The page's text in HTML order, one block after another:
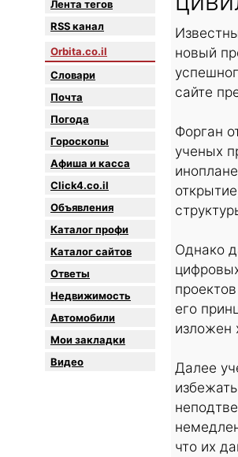
Лента тегов
RSS канал
Orbita.co.il
Словари
Почта
Погода
Гороскопы
Афиша и касса
Click4.co.il
Объявления
Каталог профи
Каталог сайтов
Oтветы
Недвижимость
Автомобили
Мои закладки
Видео
новый
сайте
Форган
ученых
Однако
его
изложен
Далее
что их